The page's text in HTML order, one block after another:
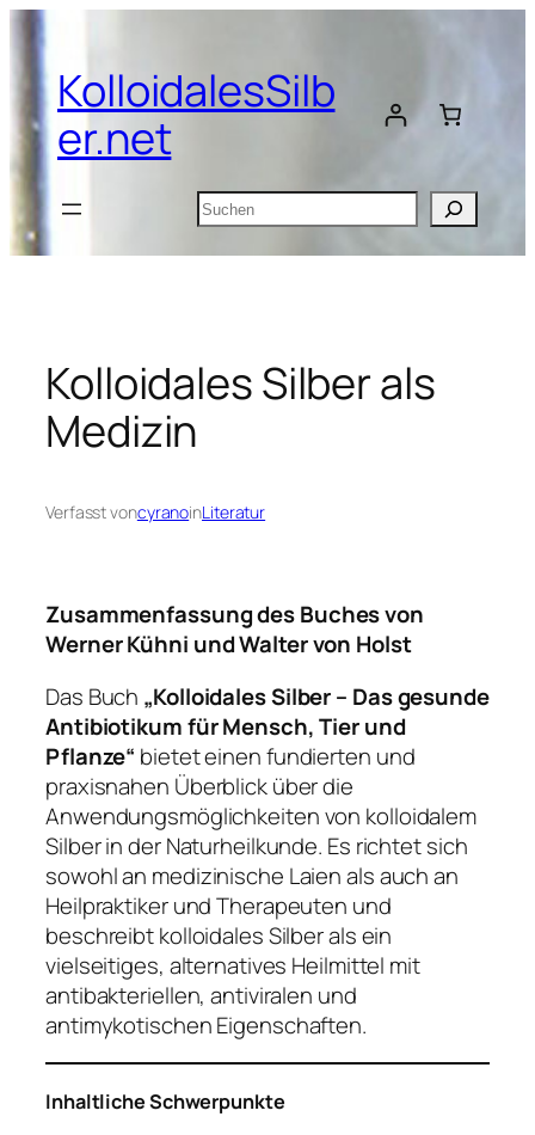
Inhalt
springenKolloidalesSilb
er.net
Suchen
Kolloidales Silber als
Medizin
Verfasst voncyranoinLiteratur
Zusammenfassung des Buches von
Werner Kühni und Walter von Holst
Das Buch „Kolloidales Silber – Das gesunde
Antibiotikum für Mensch, Tier und
Pflanze“ bietet einen fundierten und
praxisnahen Überblick über die
Anwendungsmöglichkeiten von kolloidalem
Silber in der Naturheilkunde. Es richtet sich
sowohl an medizinische Laien als auch an
Heilpraktiker und Therapeuten und
beschreibt kolloidales Silber als ein
vielseitiges, alternatives Heilmittel mit
antibakteriellen, antiviralen und
antimykotischen Eigenschaften.
Inhaltliche Schwerpunkte